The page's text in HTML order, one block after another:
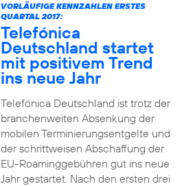
VORLÄUFIGE KENNZAHLEN ERSTES
QUARTAL 2017:
Telefónica
Deutschland startet
mit positivem Trend
ins neue Jahr
Telefónica Deutschland ist trotz der
branchenweiten Absenkung der
mobilen Terminierungsentgelte und
der schrittweisen Abschaffung der
EU-Roaminggebühren gut ins neue
Jahr gestartet. Nach den ersten drei